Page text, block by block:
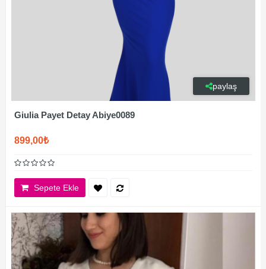
paylaş
Giulia Payet Detay Abiye0089
899,00₺
Sepete Ekle